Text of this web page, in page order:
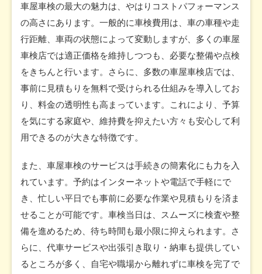
車屋車検の最大の魅力は、やはりコストパフォーマンス
の高さにあります。一般的に車検費用は、車の車種や走
行距離、車両の状態によって変動しますが、多くの車屋
車検店では適正価格を維持しつつも、必要な整備や点検
をきちんと行います。さらに、多数の車屋車検店では、
事前に見積もりを無料で受けられる仕組みを導入してお
り、料金の透明性も高まっています。これにより、予算
を気にする家庭や、維持費を抑えたい方々も安心して利
用できるのが大きな特徴です。
また、車屋車検のサービスは手続きの簡素化にも力を入
れています。予約はインターネットや電話で手軽にで
き、忙しい平日でも事前に必要な作業や見積もりを済ま
せることが可能です。車検当日は、スムーズに検査や整
備を進めるため、待ち時間も最小限に抑えられます。さ
らに、代車サービスや出張引き取り・納車も提供してい
るところが多く、自宅や職場から離れずに車検を完了で